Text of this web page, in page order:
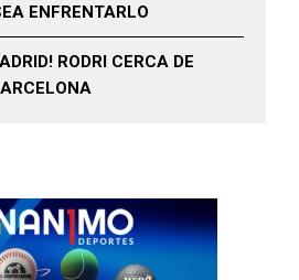
ENFRENTARLO
RODRI CERCA DE